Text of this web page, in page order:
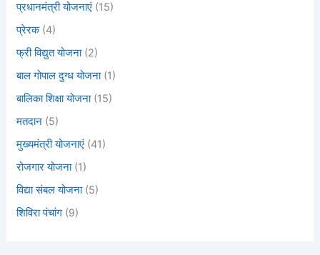
प्रधानमंत्री योजनाएं (15)
प्रेरक(4)
फ्री विद्युत योजना(2)
बाल गोपाल दुग्ध योजना(1)
बालिका शिक्षा योजना(15)
मतदान (5)
मुख्यमंत्री योजनाएं (41)
रोजगार योजना(1)
विद्या संबल योजना(5)
शिविरा पंचांग (9)